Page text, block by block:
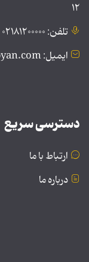
۱۲
تلفن: ۰۲۱۸۱۲۰۰۰۰۰
ایمیل: public@tebyan.com
دسترسی سریع
ارتباط با ما
درباره ما